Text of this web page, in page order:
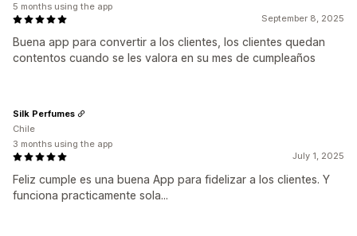
September 8, 2025
Buena app para convertir a los clientes, los clientes quedan
contentos cuando se les valora en su mes de cumpleaños
5 months using the app
July 1, 2025
Feliz cumple es una buena App para fidelizar a los clientes. Y
funciona practicamente sola...
Silk Perfumes
Chile
3 months using the app